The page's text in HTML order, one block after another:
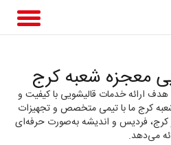
معجزه شعبه کرج
هدف ارائه خدمات قالیشویی با کیفیت و
کرج ما با تیمی متخصص و تجهیزات
کرج، فردیس و اندیشه به‌صورت حرفه‌ای
می‌دهد.